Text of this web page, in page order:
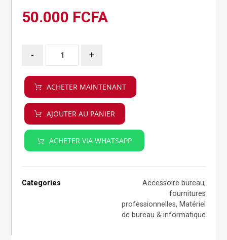
50.000 FCFA
- +
ACHETER MAINTENANT
AJOUTER AU PANIER
ACHETER VIA WHATSAPP
Categories Accessoire bureau,
fournitures
professionnelles, Matériel
de bureau & informatique